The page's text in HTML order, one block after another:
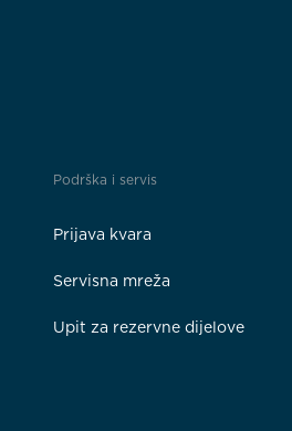
Podrška i servis
Prijava kvara
Servisna mreža
Upit za rezervne dijelove